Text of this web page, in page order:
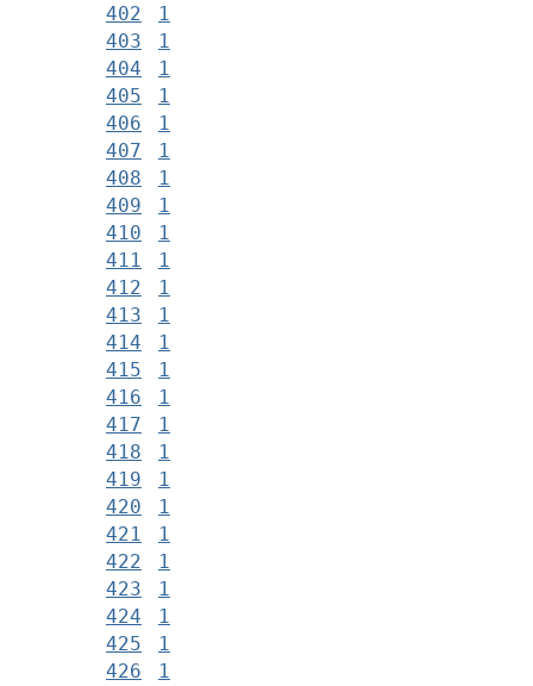
402
1
403
1
404
1
405
1
406
1
407
1
408
1
409
1
410
1
411
1
412
1
413
1
414
1
415
1
416
1
417
1
418
1
419
1
420
1
421
1
422
1
423
1
424
1
425
1
426
1